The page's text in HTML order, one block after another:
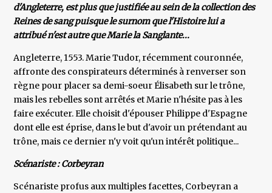
d'Angleterre, est plus que justifiée au sein de la collection des
Reines de sang puisque le surnom que l'Histoire lui a
attribué n'est autre que Marie la Sanglante...
Angleterre, 1553. Marie Tudor, récemment couronnée,
affronte des conspirateurs déterminés à renverser son
règne pour placer sa demi-soeur Élisabeth sur le trône,
mais les rebelles sont arrêtés et Marie n'hésite pas à les
faire exécuter. Elle choisit d'épouser Philippe d'Espagne
dont elle est éprise, dans le but d'avoir un prétendant au
trône, mais ce dernier n'y voit qu'un intérêt politique...
Scénariste : Corbeyran
Scénariste profus aux multiples facettes, Corbeyran a